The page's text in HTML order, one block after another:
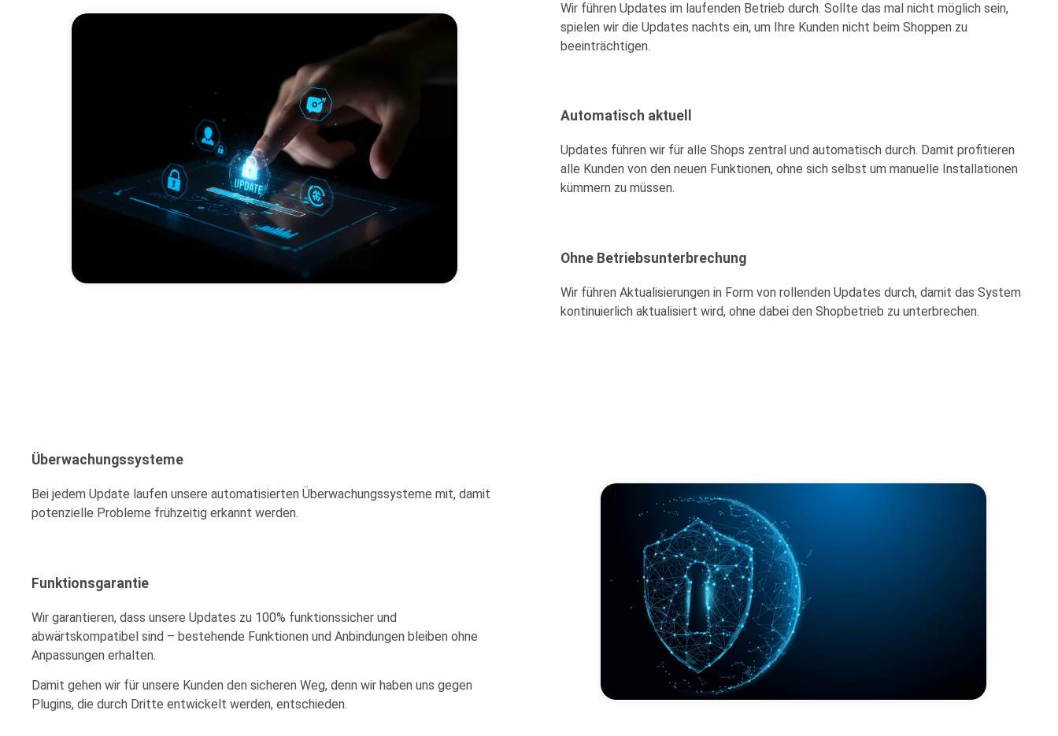
Wir führen Updates im laufenden Betrieb durch. Sollte das mal nicht möglich sein,
spielen wir die Updates nachts ein, um Ihre Kunden nicht beim Shoppen zu
beeinträchtigen.
Automatisch aktuell
Updates führen wir für alle Shops zentral und automatisch durch. Damit profitieren
alle Kunden von den neuen Funktionen, ohne sich selbst um manuelle Installationen
kümmern zu müssen.
Ohne Betriebsunterbrechung
Wir führen Aktualisierungen in Form von rollenden Updates durch, damit das System
kontinuierlich aktualisiert wird, ohne dabei den Shopbetrieb zu unterbrechen.
Überwachungssysteme
Bei jedem Update laufen unsere automatisierten Überwachungssysteme mit, damit
potenzielle Probleme frühzeitig erkannt werden.
Funktionsgarantie
Wir garantieren, dass unsere Updates zu 100% funktionssicher und
abwärtskompatibel sind – bestehende Funktionen und Anbindungen bleiben ohne
Anpassungen erhalten.
Damit gehen wir für unsere Kunden den sicheren Weg, denn wir haben uns gegen
Plugins, die durch Dritte entwickelt werden, entschieden.